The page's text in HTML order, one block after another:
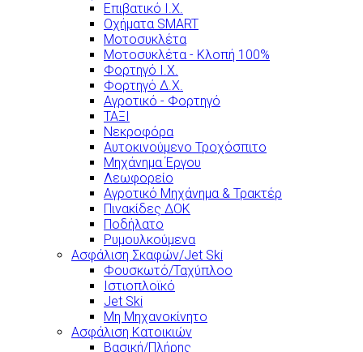
Επιβατικό Ι.Χ.
Οχήματα SMART
Μοτοσυκλέτα
Μοτοσυκλέτα - Κλοπή 100%
Φορτηγό Ι.Χ.
Φορτηγό Δ.Χ.
Αγροτικό - Φορτηγό
ΤΑΞΙ
Νεκροφόρα
Αυτοκινούμενο Τροχόσπιτο
Μηχάνημα Έργου
Λεωφορείο
Αγροτικό Μηχάνημα & Τρακτέρ
Πινακίδες ΔΟΚ
Ποδήλατο
Ρυμουλκούμενα
Ασφάλιση Σκαφών/Jet Ski
Φουσκωτό/Ταχύπλοο
Ιστιοπλοϊκό
Jet Ski
Μη Μηχανοκίνητο
Ασφάλιση Κατοικιών
Βασική/Πλήρης